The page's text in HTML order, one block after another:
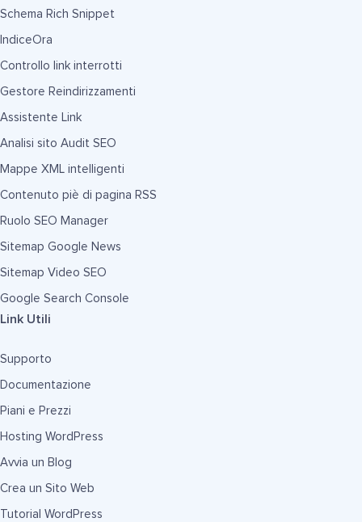
Schema Rich Snippet
IndiceOra
Controllo link interrotti
Gestore Reindirizzamenti
Assistente Link
Analisi sito Audit SEO
Mappe XML intelligenti
Contenuto piè di pagina RSS
Ruolo SEO Manager
Sitemap Google News
Sitemap Video SEO
Google Search Console
Link Utili
Supporto
Documentazione
Piani e Prezzi
Hosting WordPress
Avvia un Blog
Crea un Sito Web
Tutorial WordPress